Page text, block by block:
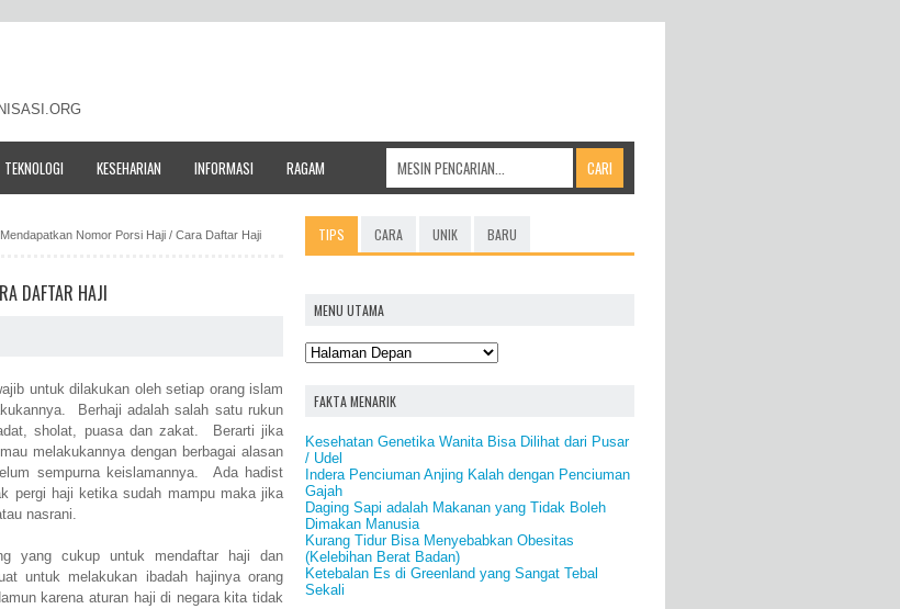
TEKNOLOGI KESEHARIAN INFORMASI RAGAM
Nomor Porsi Haji / Cara Daftar Haji
DAFTAR HAJI
untuk dilakukan oleh setiap orang islam
Berhaji adalah salah satu rukun
sholat, puasa dan zakat. Berarti jika
melakukannya dengan berbagai alasan
sempurna keislamannya. Ada hadist
pergi haji ketika sudah mampu maka jika
nasrani.
yang cukup untuk mendaftar haji dan
untuk melakukan ibadah hajinya orang
karena aturan haji di negara kita tidak
TIPS CARA UNIK BARU
MENU UTAMA
FAKTA MENARIK
Kesehatan Genetika Wanita Bisa Dilihat dari Pusar
/ Udel
Indera Penciuman Anjing Kalah dengan Penciuman
Gajah
Daging Sapi adalah Makanan yang Tidak Boleh
Dimakan Manusia
Kurang Tidur Bisa Menyebabkan Obesitas
(Kelebihan Berat Badan)
Ketebalan Es di Greenland yang Sangat Tebal
Sekali